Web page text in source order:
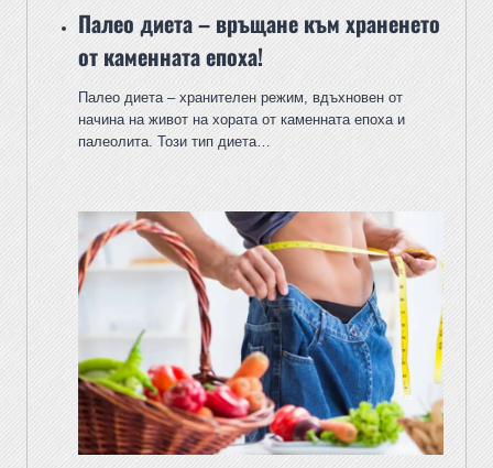
Палео диета – връщане към храненето
от каменната епоха!
Палео диета – хранителен режим, вдъхновен от
начина на живот на хората от каменната епоха и
палеолита. Този тип диета…